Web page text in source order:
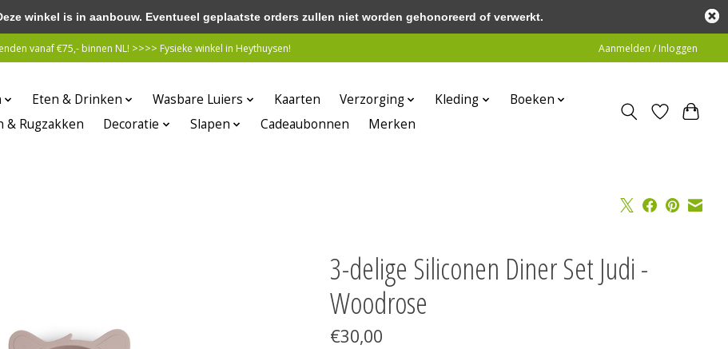
vanaf €75,- binnen NL! >>>> Fysieke winkel in Heythuysen! Aanmelden / Inloggen
Eten & Drinken Wasbare Luiers Kaarten Verzorging Kleding
Boeken
& Rugzakken
Decoratie Slapen Cadeaubonnen Merken
3-delige Siliconen Diner Set Judi -
Woodrose
€30,00
winkel is in aanbouw. Eventueel geplaatste orders zullen niet worden gehonoreerd of verwerkt.